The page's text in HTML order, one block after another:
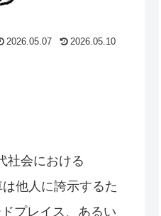
2026.05.07 2026.05.10
社会における
他人に誇示するた
プレイス、あるい